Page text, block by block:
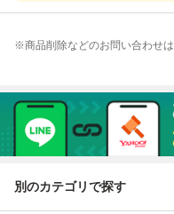
※商品削除などのお問い合わせは
別のカテゴリで探す